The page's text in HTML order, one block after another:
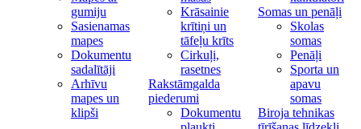
gumiju
Sasienamas
mapes
Dokumentu
sadalītāji
Arhīvu
mapes un
klipši
Krāsainie
krītiņi un
tāfeļu krīts
Cirkuļi,
rasetnes
Rakstāmgalda
piederumi
Dokumentu
Somas un penāļi
Skolas
somas
Penāļi
Sporta un
apavu
somas
Biroja tehnikas